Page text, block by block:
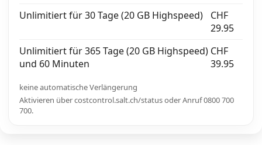
Unlimitiert für 30 Tage (20 GB Highspeed)
CHF
29.95
Unlimitiert für 365 Tage (20 GB Highspeed)
und 60 Minuten
CHF
39.95
keine automatische Verlängerung
Aktivieren über costcontrol.salt.ch/status oder Anruf 0800 700
700.